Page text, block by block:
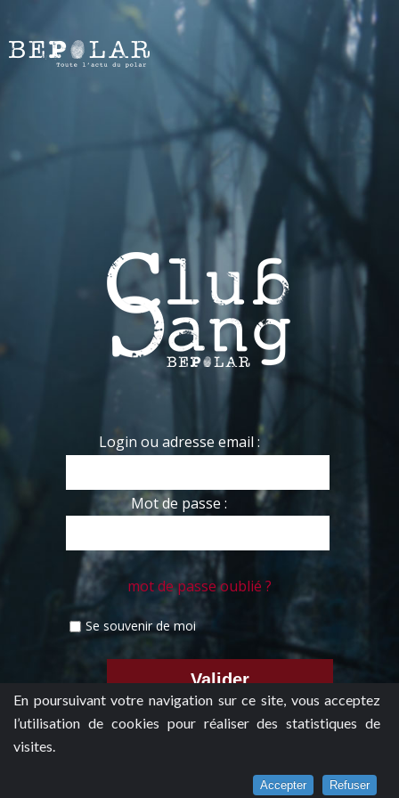
En poursuivant votre navigation sur ce site, vous acceptez
l’utilisation de cookies pour réaliser des statistiques de
visites.
Accepter Refuser
Login ou adresse email :
Mot de passe :
mot de passe oublié ?
Se souvenir de moi